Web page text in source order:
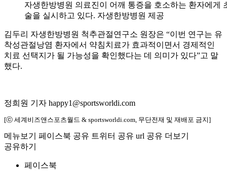
자생한방병원 의료진이 어깨 통증을 호소하는 환자에게
술을 실시하고 있다. 자생한방병원 제공
김두리 자생한방병원 척추관절연구소 원장은 “이번 연구는 유
착성관절낭염 환자에서 약침치료가 효과적이면서 경제적인
치료 선택지가 될 가능성을 확인했다는 데 의미가 있다”고 말
했다.
정희원 기자 happy1@sportsworldi.com
[ⓒ 세계비즈앤스포츠월드 & sportsworldi.com, 무단전재 및 재배포 금지]
메뉴보기 페이스북 공유 트위터 공유 url 공유 더보기
공유하기
페이스북